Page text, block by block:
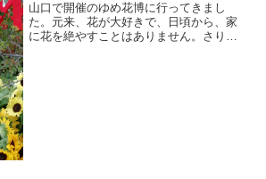
山口で開催のゆめ花博に行ってきまし
た。元来、花が大好きで、日頃から、家
に花を絶やすことはありません。さりげ